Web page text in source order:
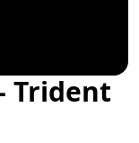
Trident